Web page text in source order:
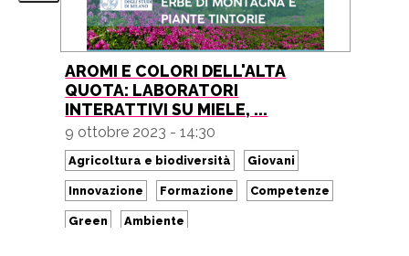
AROMI E COLORI DELL'ALTA
QUOTA: LABORATORI
INTERATTIVI SU MIELE, ...
9 ottobre 2023 - 14:30
Agricoltura e biodiversità Giovani
Innovazione Formazione Competenze
Green Ambiente